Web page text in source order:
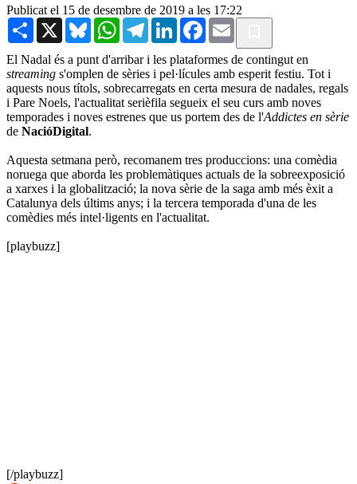
Publicat el 15 de desembre de 2019 a les 17:22
Share X BlueskyWhatsAppTelegramLinkedInFacebook
Email
El Nadal és a punt d'arribar i les plataformes de contingut en
streaming s'omplen de sèries i pel·lícules amb esperit festiu. Tot i
aquests nous títols, sobrecarregats en certa mesura de nadales, regals
i Pare Noels, l'actualitat serièfila segueix el seu curs amb noves
temporades i noves estrenes que us portem des de l'Addictes en sèrie
de NacióDigital.
Aquesta setmana però, recomanem tres produccions: una comèdia
noruega que aborda les problemàtiques actuals de la sobreexposició
a xarxes i la globalització; la nova sèrie de la saga amb més èxit a
Catalunya dels últims anys; i la tercera temporada d'una de les
comèdies més intel·ligents en l'actualitat.
[playbuzz]
[/playbuzz]